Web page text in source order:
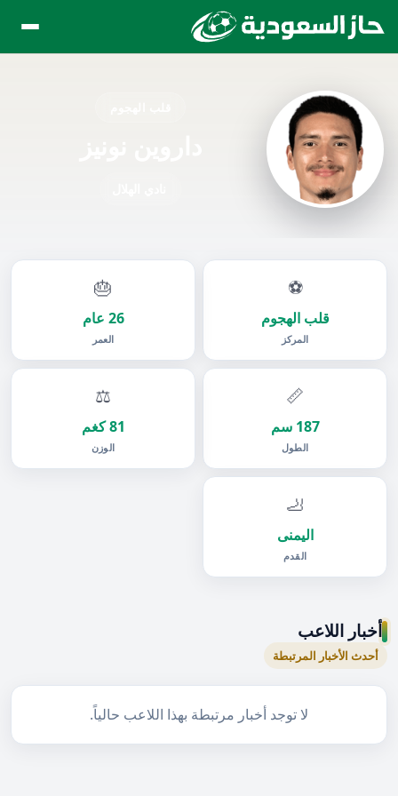
⚽
قلب الهجوم
المركز
🎂
26 عام
العمر
📏
187 سم
الطول
⚖️
81 كغم
الوزن
🦶
اليمنى
القدم
أخبار اللاعب
أحدث الأخبار المرتبطة
لا توجد أخبار مرتبطة بهذا اللاعب حالياً.